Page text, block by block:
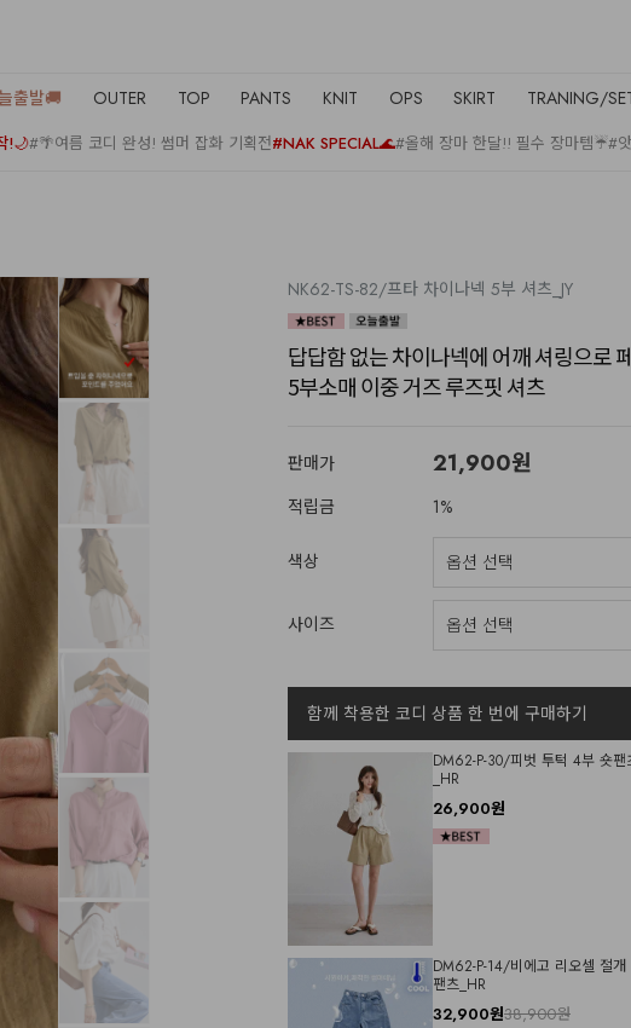
출발🚚 OUTER TOP PANTS KNIT OPS SKIRT TRANING/
!🌙#🌴여름 코디 완성! 썸머 잡화 기획전#NAK SPECIAL🌊#올해 장마 한달!! 필수 장마템☔#
NK62-TS-82/프타 차이나넥 5부 셔츠_JY
답답함 없는 차이나넥에 어깨 셔링으로
5부소매 이중 거즈 루즈핏 셔츠
판매가 21,900원
적립금 1%
색상
사이즈
함께 착용한 코디 상품 한 번에 구매하기
DM62-P-30/피벗 투턱 4부 숏팬
_HR
26,900원
DM62-P-14/비에고 리오셀 절개
팬츠_HR
32,900원38,900원